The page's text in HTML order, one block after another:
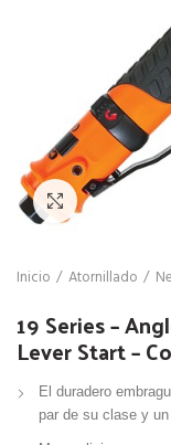
Click para
Inicio Atornillado
19 Series –
Lever Start –
El duradero
par de su clase y